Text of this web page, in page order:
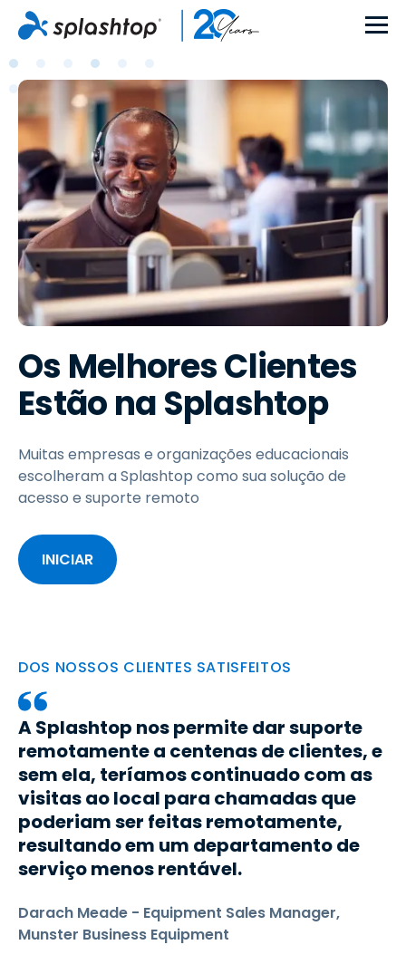
Os Melhores Clientes
Estão na Splashtop
Muitas empresas e organizações educacionais
escolheram a Splashtop como sua solução de
acesso e suporte remoto
INICIAR
DOS NOSSOS CLIENTES SATISFEITOS
A Splashtop nos permite dar suporte
remotamente a centenas de clientes, e
sem ela, teríamos continuado com as
visitas ao local para chamadas que
poderiam ser feitas remotamente,
resultando em um departamento de
serviço menos rentável.
Darach Meade - Equipment Sales Manager,
Munster Business Equipment